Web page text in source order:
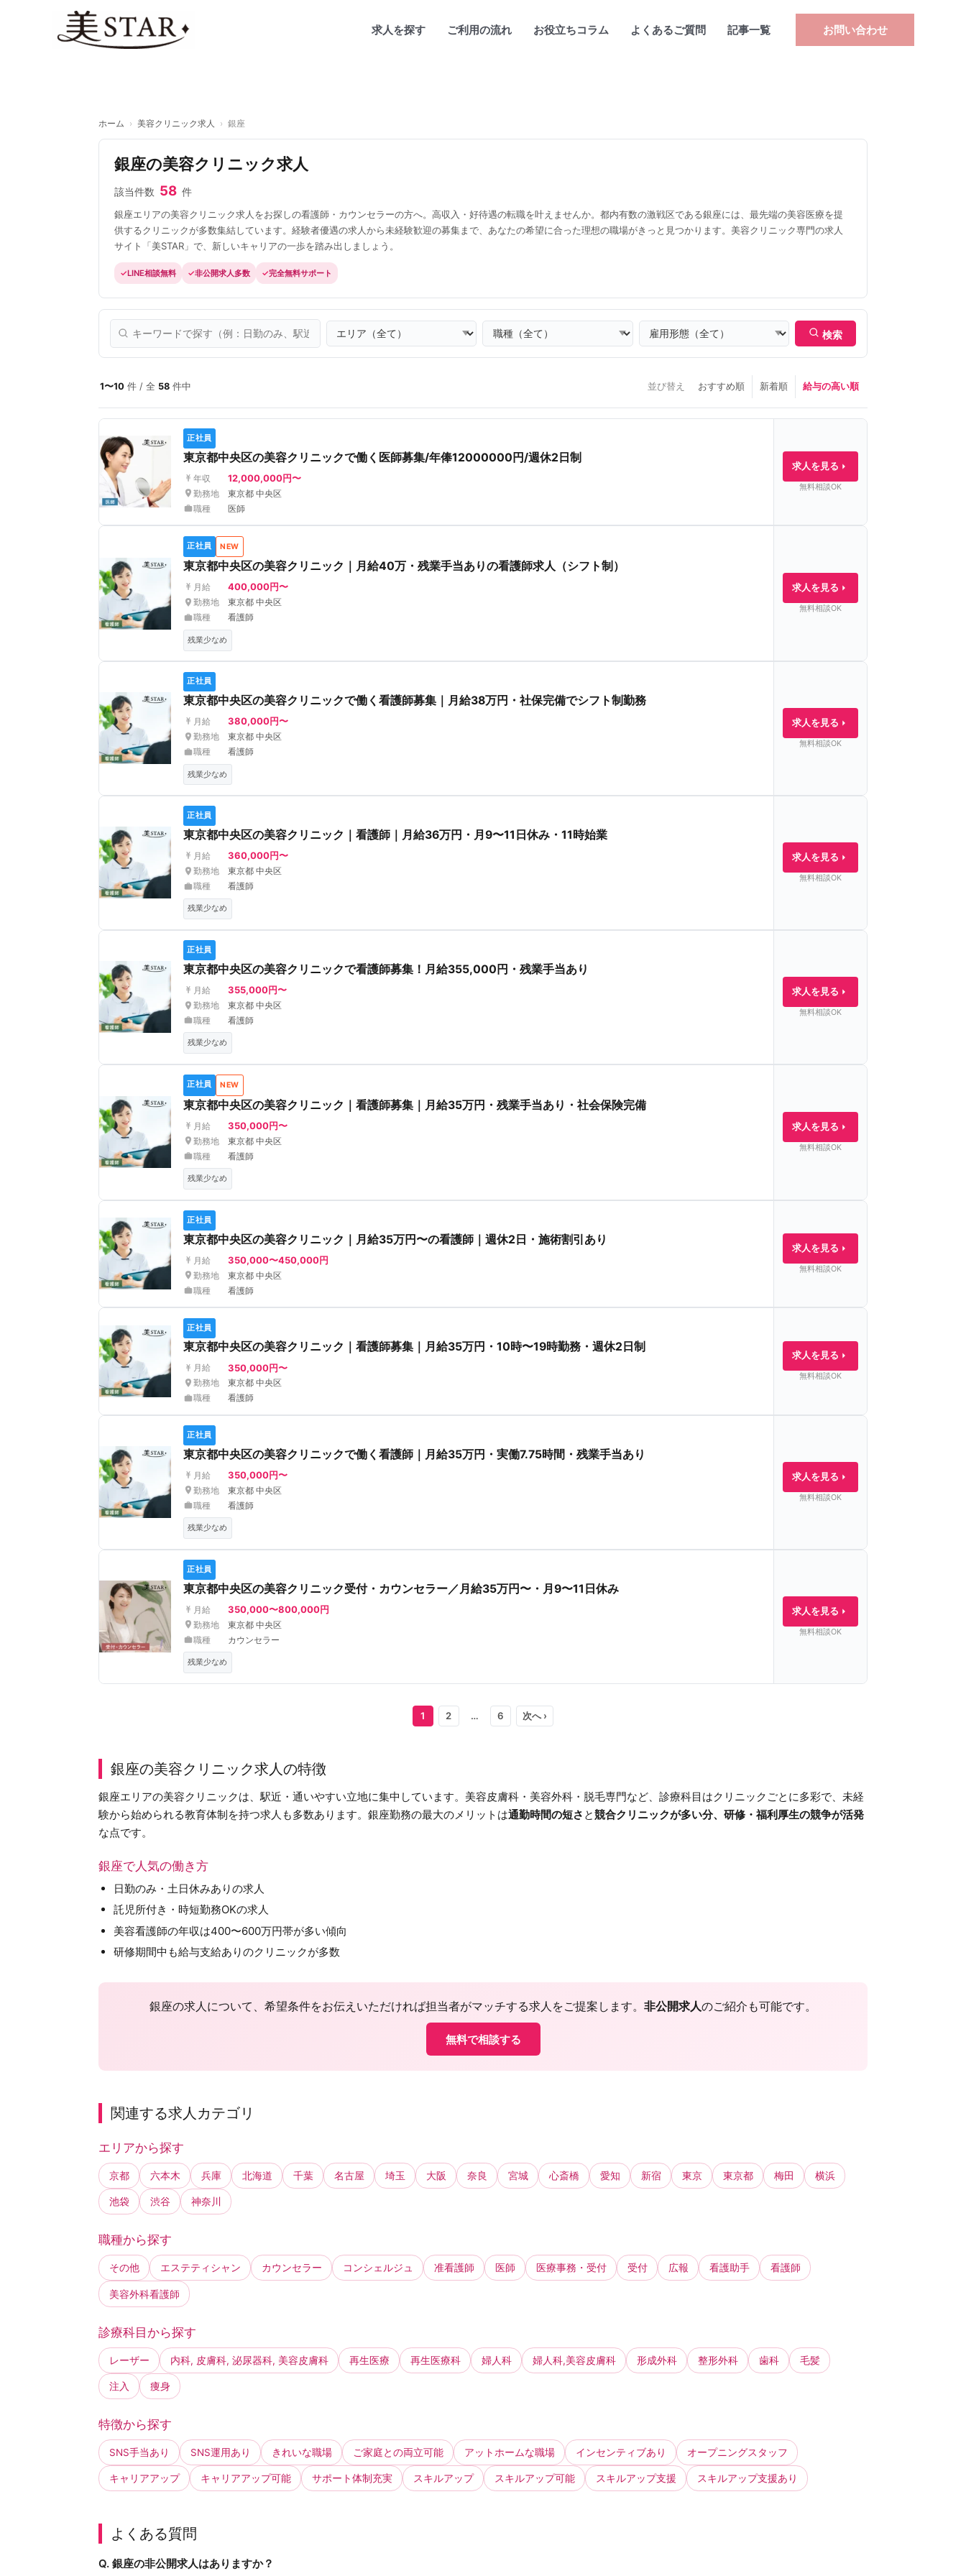
求人を探す ご利用の流れ お役立ちコラム よくあるご質問 記事一覧 お問い合わせ
ホーム › 美容クリニック求人 › 銀座
銀座の美容クリニック求人
該当件数 58 件
銀座エリアの美容クリニック求人をお探しの看護師・カウンセラーの方へ。高収入・好待遇の転職を叶えませんか。都内有数の激戦区である銀座には、最先端の美容医療を提
供するクリニックが多数集結しています。経験者優遇の求人から未経験歓迎の募集まで、あなたの希望に合った理想の職場がきっと見つかります。美容クリニック専門の求人
サイト「美STAR」で、新しいキャリアの一歩を踏み出しましょう。
LINE相談無料 非公開求人多数 完全無料サポート
検索
1〜10 件 / 全 58件中 並び替え おすすめ順 新着順 給与の高い順
正社員
東京都中央区の美容クリニックで働く医師募集/年俸12000000円/週休2日制
年収 12,000,000円〜
勤務地
東京都 中央区
職種
医師
求人を見る
無料相談OK
正社員 NEW
東京都中央区の美容クリニック｜月給40万・残業手当ありの看護師求人（シフト制）
月給 400,000円〜
勤務地
東京都 中央区
職種
看護師
残業少なめ
求人を見る
無料相談OK
正社員
東京都中央区の美容クリニックで働く看護師募集｜月給38万円・社保完備でシフト制勤務
月給 380,000円〜
勤務地
東京都 中央区
職種
看護師
残業少なめ
求人を見る
無料相談OK
正社員
東京都中央区の美容クリニック｜看護師｜月給36万円・月9〜11日休み・11時始業
月給 360,000円〜
勤務地
東京都 中央区
職種
看護師
残業少なめ
求人を見る
無料相談OK
正社員
東京都中央区の美容クリニックで看護師募集！月給355,000円・残業手当あり
月給 355,000円〜
勤務地
東京都 中央区
職種
看護師
残業少なめ
求人を見る
無料相談OK
正社員 NEW
東京都中央区の美容クリニック｜看護師募集｜月給35万円・残業手当あり・社会保険完備
月給 350,000円〜
勤務地
東京都 中央区
職種
看護師
残業少なめ
求人を見る
無料相談OK
正社員
東京都中央区の美容クリニック｜月給35万円〜の看護師｜週休2日・施術割引あり
月給 350,000〜450,000円
勤務地
東京都 中央区
職種
看護師
求人を見る
無料相談OK
正社員
東京都中央区の美容クリニック｜看護師募集｜月給35万円・10時〜19時勤務・週休2日制
月給 350,000円〜
勤務地
東京都 中央区
職種
看護師
求人を見る
無料相談OK
正社員
東京都中央区の美容クリニックで働く看護師｜月給35万円・実働7.75時間・残業手当あり
月給 350,000円〜
勤務地
東京都 中央区
職種
看護師
残業少なめ
求人を見る
無料相談OK
正社員
東京都中央区の美容クリニック受付・カウンセラー／月給35万円〜・月9〜11日休み
月給 350,000〜800,000円
勤務地
東京都 中央区
職種
カウンセラー
残業少なめ
求人を見る
無料相談OK
1 2 … 6 次へ ›
銀座の美容クリニック求人の特徴
銀座エリアの美容クリニックは、駅近・通いやすい立地に集中しています。美容皮膚科・美容外科・脱毛専門など、診療科目はクリニックごとに多彩で、未経
験から始められる教育体制を持つ求人も多数あります。銀座勤務の最大のメリットは通勤時間の短さ と競合クリニックが多い分、研修・福利厚生の競争が活発
な点です。
銀座で人気の働き方
日勤のみ・土日休みありの求人
託児所付き・時短勤務OKの求人
美容看護師の年収は400〜600万円帯が多い傾向
研修期間中も給与支給ありのクリニックが多数
銀座の求人について、希望条件をお伝えいただければ担当者がマッチする求人をご提案します。 非公開求人のご紹介も可能です。
無料で相談する
関連する求人カテゴリ
エリアから探す
京都 六本木 兵庫 北海道 千葉 名古屋 埼玉 大阪 奈良 宮城 心斎橋 愛知 新宿 東京 東京都 梅田 横浜
池袋 渋谷 神奈川
職種から探す
その他 エステティシャン カウンセラー コンシェルジュ 准看護師 医師 医療事務・受付 受付 広報 看護助手 看護師
美容外科看護師
診療科目から探す
レーザー 内科, 皮膚科, 泌尿器科, 美容皮膚科 再生医療 再生医療科 婦人科 婦人科,美容皮膚科 形成外科 整形外科 歯科 毛髪
注入 痩身
特徴から探す
SNS手当あり SNS運用あり きれいな職場 ご家庭との両立可能 アットホームな職場 インセンティブあり オープニングスタッフ
キャリアアップ キャリアアップ可能 サポート体制充実 スキルアップ スキルアップ可能 スキルアップ支援 スキルアップ支援あり
よくある質問
Q. 銀座の非公開求人はありますか？